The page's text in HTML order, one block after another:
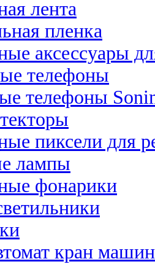
лента
пленка
аксессуары
телефоны
телефоны
пиксели для
лампы
фонарики
кран